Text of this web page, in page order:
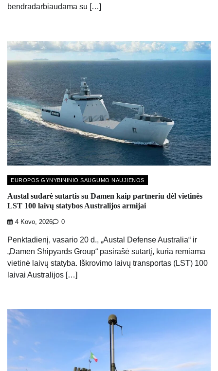
bendradarbiaudama su […]
EUROPOS GYNYBININIO SAUGUMO NAUJIENOS
Austal sudarė sutartis su Damen kaip partneriu dėl vietinės
LST 100 laivų statybos Australijos armijai
4 Kovo, 2026 0
Penktadienį, vasario 20 d., „Austal Defense Australia“ ir
„Damen Shipyards Group“ pasirašė sutartį, kuria remiama
vietinė laivų statyba. Iškrovimo laivų transportas (LST) 100
laivai Australijos […]